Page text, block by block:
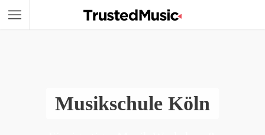
Musikschule Köln